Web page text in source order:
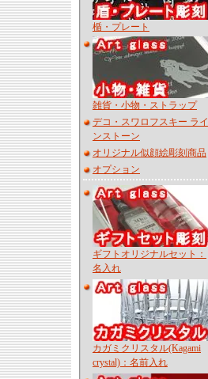
楯・プレート
雑貨・小物・ストラップ
デコ・スワロフスキー ライ
ンストーン
オリジナル似顔絵彫刻商品
オプション
ギフトオリジナルセット：
名入れ
カガミクリスタル(Kagami
crystal)：名前入れ